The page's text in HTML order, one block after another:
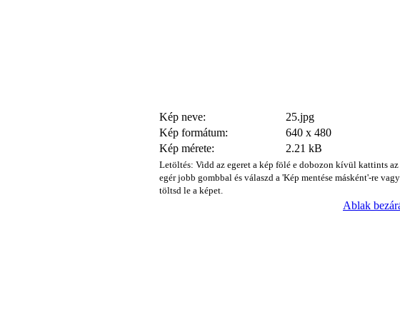
Kép neve:
25.jpg
Kép formátum:
640 x 480
Kép mérete:
2.21 kB
Letöltés: Vidd az egeret a kép fölé e dobozon kívül kattints az
egér jobb gombbal és válaszd a 'Kép mentése másként'-re vagy
töltsd le a képet.
Ablak